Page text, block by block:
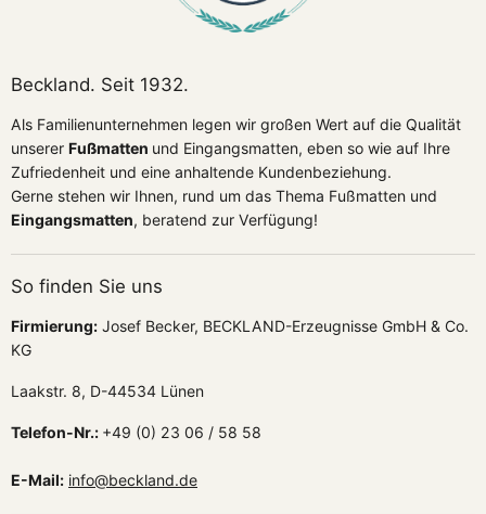
Beckland. Seit 1932.
Als Familienunternehmen legen wir großen Wert auf die Qualität
unserer Fußmatten und Eingangsmatten, eben so wie auf Ihre
Zufriedenheit und eine anhaltende Kundenbeziehung.
Gerne stehen wir Ihnen, rund um das Thema Fußmatten und
Eingangsmatten, beratend zur Verfügung!
So finden Sie uns
Firmierung: Josef Becker, BECKLAND-Erzeugnisse GmbH & Co.
KG
Laakstr. 8, D-44534 Lünen
Telefon-Nr.: +49 (0) 23 06 / 58 58
E-Mail: info@beckland.de